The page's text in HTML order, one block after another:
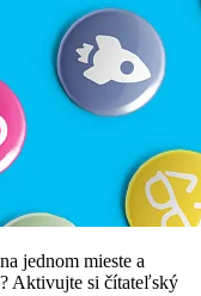
jednom mieste a
Aktivujte si čítateľský